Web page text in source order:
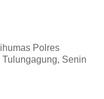
Polres
Senin